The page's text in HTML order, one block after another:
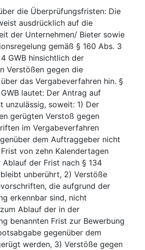
die Überprüfungsfristen: Die
ausdrücklich auf die
der Unternehmen/ Bieter sowie
gemäß § 160 Abs. 3
4 GWB hinsichtlich der
Verstößen gegen die
das Vergabeverfahren hin. §
lautet: Der Antrag auf
unzulässig, soweit: 1) Der
gerügten Verstoß gegen
im Vergabeverfahren
dem Auftraggeber nicht
von zehn Kalendertagen
der Frist nach § 134
unberührt, 2) Verstöße
die aufgrund der
erkennbar sind, nicht
Ablauf der in der
benannten Frist zur Bewerbung
gegenüber dem
werden, 3) Verstöße gegen